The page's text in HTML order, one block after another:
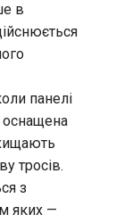
в
панелі
оснащена
тросів.
з
яких —